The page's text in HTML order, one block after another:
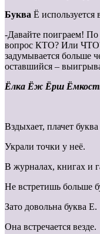
Буква Ё используется
-Давайте поиграем!
вопрос КТО? Или
задумывается больше
оставшийся –
Ёлка Ёж Ёрш
Вздыхает, плачет
Украли точки у неё.
В журналах, книгах и
Не встретишь больше
Зато довольна буква Е.
Она встречается везде.